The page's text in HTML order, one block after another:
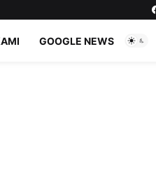
GOOGLE NEWS